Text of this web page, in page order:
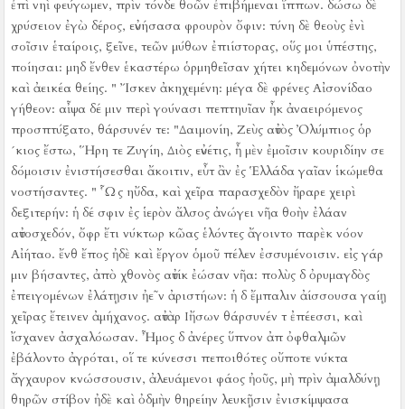
ἐπὶ νηὶ φεύγωμεν, πρὶν τόνδε θοῶν ἐπιβήμεναι ἵππων. δώσω δὲ
χρύσειον ἐγὼ δέρος, εὐνήσασα φρουρὸν ὄφιν: τύνη δὲ θεοὺς ἐνὶ
σοῖσιν ἑταίροις, ξεῖνε, τεῶν μύθων ἐπιίστορας, οὕς μοι ὑπέστης,
ποίησαι: μηδ ἔνθεν ἑκαστέρω ὁρμηθεῖσαν χήτει κηδεμόνων ὀνοτὴν
καὶ ἀεικέα θείης. " Ἴσκεν ἀκηχεμένη: μέγα δὲ φρένες Αἰσονίδαο
γήθεον: αἶψα δέ μιν περὶ γούνασι πεπτηυῖαν ἦκ ἀναειρόμενος
προσπτύξατο, θάρσυνέν τε: "Δαιμονίη, Ζεὺς αὐτὸς Ὀλύμπιος ὁρ
´κιος ἔστω, Ἥρη τε Ζυγίη, Διὸς εὐνέτις, ἦ μὲν ἐμοῖσιν κουριδίην σε
δόμοισιν ἐνιστήσεσθαι ἄκοιτιν, εὖτ ἂν ἐς Ἑλλάδα γαῖαν ἱκώμεθα
νοστήσαντες. " Ὧς ηὔδα, καὶ χεῖρα παρασχεδὸν ἤραρε χειρὶ
δεξιτερήν: ἡ δέ σφιν ἐς ἱερὸν ἄλσος ἀνώγει νῆα θοὴν ἐλάαν
αὐτοσχεδόν, ὄφρ ἔτι νύκτωρ κῶας ἑλόντες ἄγοιντο παρὲκ νόον
Αἰήταο. ἔνθ ἔπος ἠδὲ καὶ ἔργον ὁμοῦ πέλεν ἐσσυμένοισιν. εἰς γάρ
μιν βήσαντες, ἀπὸ χθονὸς αὐτίκ ἐώσαν νῆα: πολὺς δ ὀρυμαγδὸς
ἐπειγομένων ἐλάτῃσιν ἠε῀ν ἀριστήων: ἡ δ ἔμπαλιν ἀίσσουσα γαίῃ
χεῖρας ἔτεινεν ἀμήχανος. αὐτὰρ Ιἤσων θάρσυνέν τ ἐπέεσσι, καὶ
ἴσχανεν ἀσχαλόωσαν. Ἦμος δ ἀνέρες ὕπνον ἀπ ὀφθαλμῶν
ἐβάλοντο ἀγρόται, οἵ τε κύνεσσι πεποιθότες οὔποτε νύκτα
ἄγχαυρον κνώσσουσιν, ἀλευάμενοι φάος ἠοῦς, μὴ πρὶν ἀμαλδύνῃ
θηρῶν στίβον ἠδὲ καὶ ὀδμὴν θηρείην λευκῇσιν ἐνισκίμψασα